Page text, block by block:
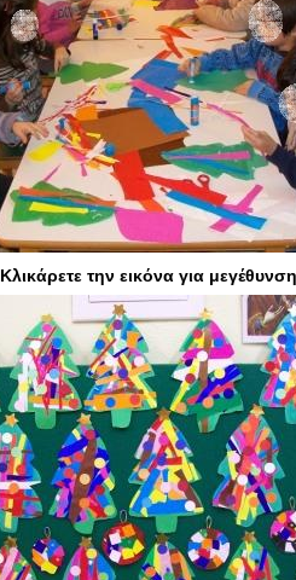
Κλικάρετε την εικόνα για μεγέθυνση